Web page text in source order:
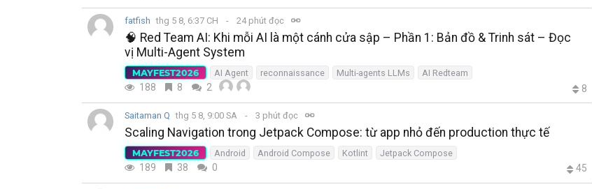
fatfish thg 5 8, 6:37 CH 24 phút đọc
🧠 Red Team AI: Khi mỗi AI là một cánh cửa sập – Phần 1: Bản đồ & Trinh sát – Đọc
vị Multi-Agent System
MAYFEST2026 AI Agent reconnaissance Multi-agents LLMs AI Redteam
188 8 2 8
Saitaman Q thg 5 8, 9:00 SA 3 phút đọc
Scaling Navigation trong Jetpack Compose: từ app nhỏ đến production thực tế
MAYFEST2026 Android Android Compose Kotlint Jetpack Compose
189 38 0 45